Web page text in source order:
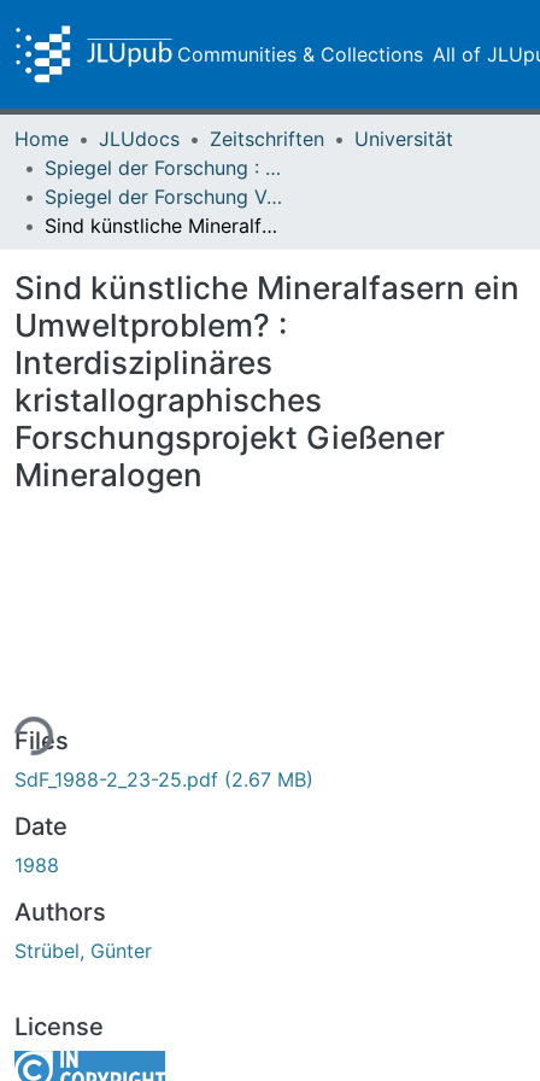
Communities & Collections All of
Home JLUdocs Zeitschriften
Universität
Spiegel der Forschung : Wissenschaftsmagazin
Spiegel der Forschung Vol. 05 (1988) Heft 2
Sind künstliche Mineralfasern ein Umweltproblem? : Interdisziplinäres kristallographisches Forschungsprojekt Gießener Mineralogen
Sind künstliche Mineralfasern ein
Umweltproblem? :
Interdisziplinäres
kristallographisches
Forschungsprojekt Gießener
Mineralogen
Files
SdF_1988-2_23-25.pdf (2.67 MB)
Date
1988
Authors
Strübel, Günter
License